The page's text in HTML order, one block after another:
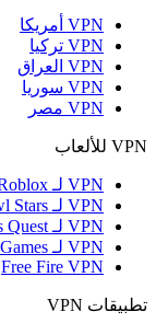
VPN أمريكا
VPN تركيا
VPN العراق
VPN سوريا
VPN مصر
VPN للألعاب
VPN لـ Roblox
VPN لـ Brawl Stars
VPN لـ Oculus Quest
VPN لـ Epic Games
Free Fire VPN
تطبيقات VPN